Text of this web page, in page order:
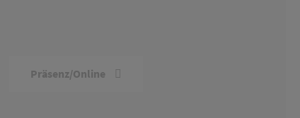
Präsenz/Online